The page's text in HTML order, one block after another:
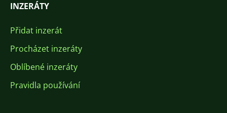
INZERÁTY
Přidat inzerát
Procházet inzeráty
Oblíbené inzeráty
Pravidla používání